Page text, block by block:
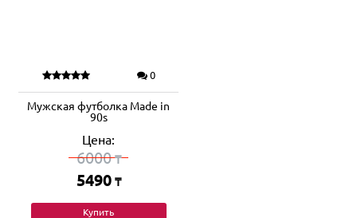
0
Мужская футболка Made in
90s
Цена:
6000₸
5490 ₸
Купить